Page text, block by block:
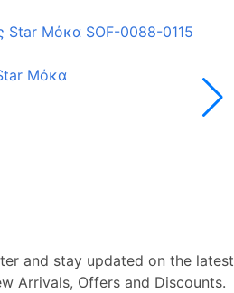
Μόκα
and stay updated on the latest
Arrivals, Offers and Discounts.